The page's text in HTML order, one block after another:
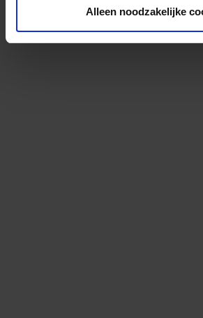
Alleen noodzakelijke